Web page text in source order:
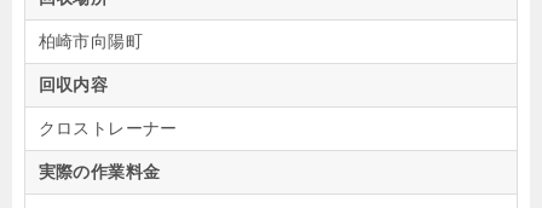
柏崎市向陽町
回収内容
クロストレーナー
実際の作業料金